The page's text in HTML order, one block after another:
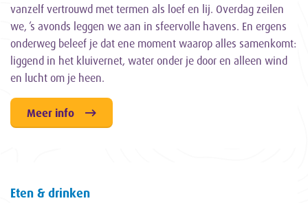
vanzelf vertrouwd met termen als loef en lij. Overdag zeilen
we, ’s avonds leggen we aan in sfeervolle havens. En ergens
onderweg beleef je dat ene moment waarop alles samenkomt:
liggend in het kluivernet, water onder je door en alleen wind
en lucht om je heen.
Meer info
Eten & drinken